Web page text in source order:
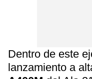
Dentro de este
lanzamiento a